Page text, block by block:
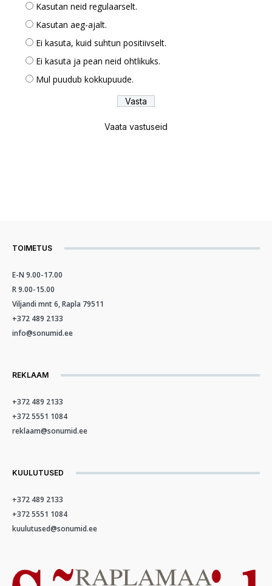
Kasutan neid regulaarselt.
Kasutan aeg-ajalt.
Ei kasuta, kuid suhtun positiivselt.
Ei kasuta ja pean neid ohtlikuks.
Mul puudub kokkupuude.
Vaata vastuseid
TOIMETUS
E-N 9.00-17.00
R 9.00-15.00
Viljandi mnt 6, Rapla 79511
+372 489 2133
info@sonumid.ee
REKLAAM
+372 489 2133
+372 5551 1084
reklaam@sonumid.ee
KUULUTUSED
+372 489 2133
+372 5551 1084
kuulutused@sonumid.ee